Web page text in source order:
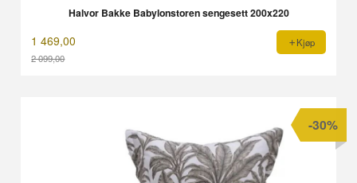
Halvor Bakke Babylonstoren sengesett 200x220
1 469,00
2 099,00
Kjøp
-30%